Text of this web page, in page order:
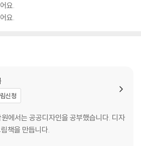
요.
요.
신청
에서는 공공디자인을 공부했습니다. 디자
책을 만듭니다.